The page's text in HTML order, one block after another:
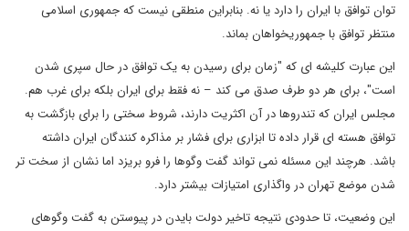
توان توافق با ایران را دارد یا نه. بنابراین منطقی نیست که جمهوری اسلامی
منتظر توافق با جمهوریخواهان بماند.
این عبارت کلیشه ای که "زمان برای رسیدن به یک توافق در حال سپری شدن
است"، برای هر دو طرف صدق می کند – نه فقط برای ایران بلکه برای غرب هم.
مجلس ایران که تندروها در آن اکثریت دارند، شروط سختی را برای بازگشت به
توافق هسته ای قرار داده تا ابزاری برای فشار بر مذاکره کنندگان ایران داشته
باشد. هرچند این مسئله نمی تواند گفت وگوها را فرو بریزد اما نشان از سخت تر
شدن موضع تهران در واگذاری امتیازات بیشتر دارد.
این وضعیت، تا حدودی نتیجه تاخیر دولت بایدن در پیوستن به گفت وگوهای